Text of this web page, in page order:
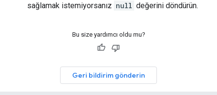
sağlamak istemiyorsanız null değerini döndürün.
Bu size yardımcı oldu mu?
Geri bildirim gönderin